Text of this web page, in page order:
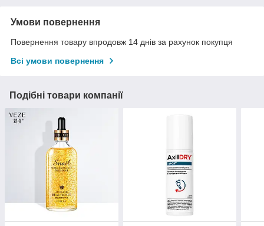
Умови повернення
Повернення товару впродовж 14 днів за рахунок покупця
Всі умови повернення
Подібні товари компанії